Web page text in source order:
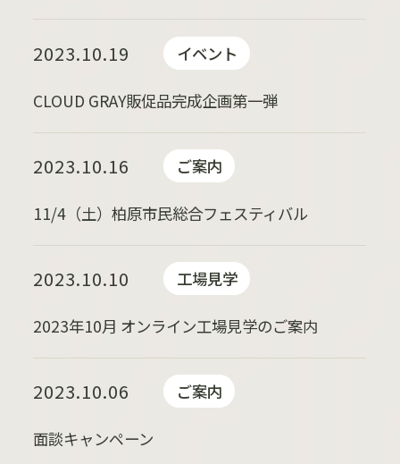
2023.10.19 イベント
CLOUD GRAY販促品完成企画第一弾
2023.10.16 ご案内
11/4（土）柏原市民総合フェスティバル
2023.10.10 工場見学
2023年10月 オンライン工場見学のご案内
2023.10.06 ご案内
面談キャンペーン